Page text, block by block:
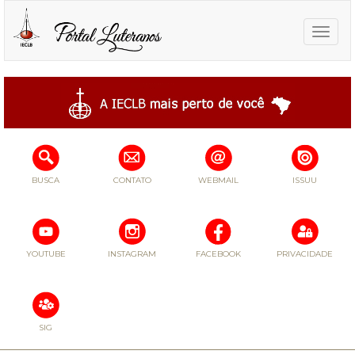
Toggle
BUSCA CONTATO WEBMAIL ISSUU
YOUTUBE INSTAGRAM FACEBOOK PRIVACIDADE
SIG